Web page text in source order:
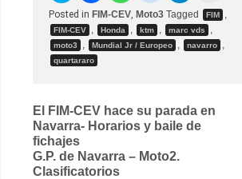
Posted in FIM-CEV Moto3 Tagged FIM
FIM-CEV Honda ktm marc vds
moto3 Mundial Jr / Europeo navarro
quartararo
Post
navigation
El FIM-CEV hace su parada en
Navarra- Horarios y baile de
fichajes
G.P. de Navarra – Moto2.
Clasificatorios